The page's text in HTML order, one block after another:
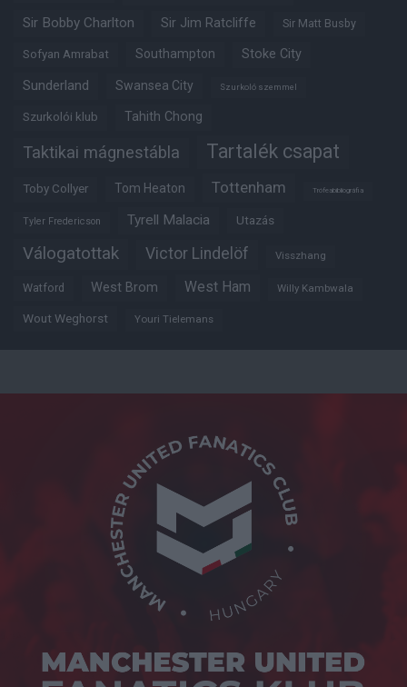
Sir Bobby Charlton Sir Jim Ratcliffe Sir Matt Busby
Sofyan Amrabat Southampton Stoke City
Sunderland Swansea City Szurkoló szemmel
Szurkolói klub Tahith Chong
Taktikai mágnestábla Tartalék csapat
Toby Collyer Tom Heaton Tottenham Trófeabibliográfia
Tyler Fredericson Tyrell Malacia Utazás
Válogatottak Victor Lindelöf Visszhang
Watford West Brom West Ham Willy Kambwala
Wout Weghorst Youri Tielemans